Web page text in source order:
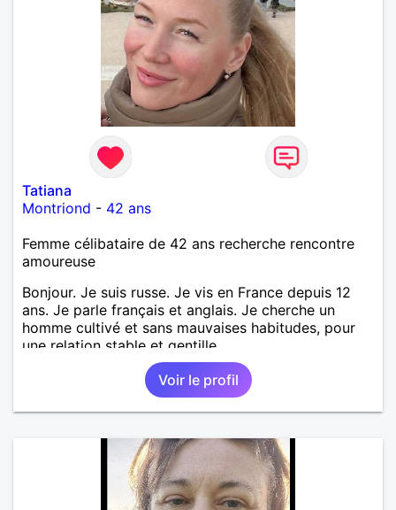
Tatiana
Montriond - 42 ans
Femme célibataire de 42 ans recherche rencontre
amoureuse
Bonjour. Je suis russe. Je vis en France depuis 12
ans. Je parle français et anglais. Je cherche un
homme cultivé et sans mauvaises habitudes, pour
une relation stable et gentille.
Voir le profil